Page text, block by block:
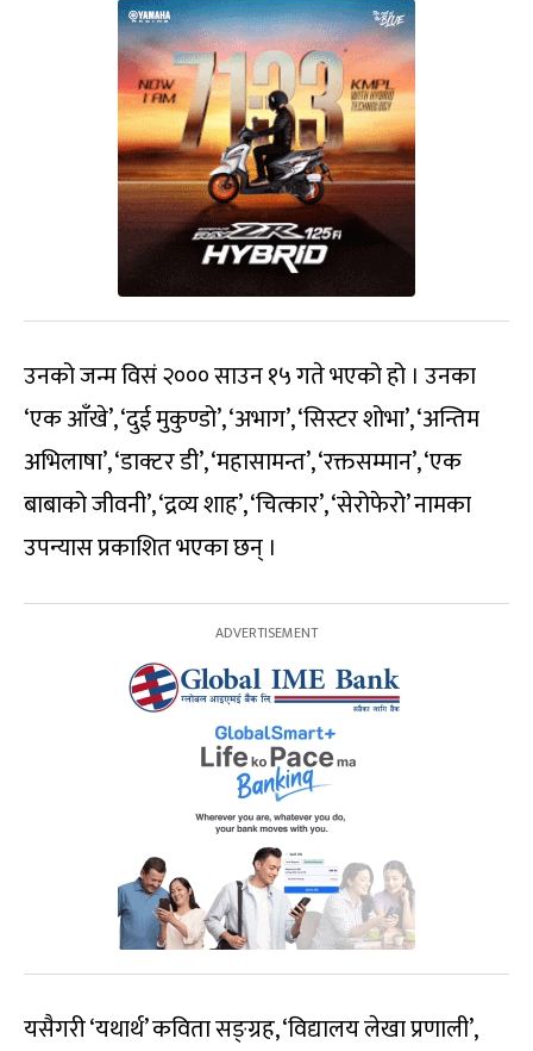
उनको जन्म विसं २००० साउन १५ गते भएको हो । उनका
‘एक आँखे’, ‘दुई मुकुण्डो’, ‘अभाग’, ‘सिस्टर शोभा’, ‘अन्तिम
अभिलाषा’, ‘डाक्टर डी’, ‘महासामन्त’, ‘रक्तसम्मान’, ‘एक
बाबाको जीवनी’, ‘द्रव्य शाह’, ‘चित्कार’, ‘सेरोफेरो’ नामका
उपन्यास प्रकाशित भएका छन् ।
यसैगरी ‘यथार्थ’ कविता सङ्ग्रह, ‘विद्यालय लेखा प्रणाली’,